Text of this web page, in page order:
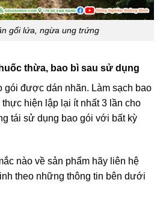
gối lứa, ngừa ung trứng
thừa, bao bì sau sử dụng
gói được dán nhãn. Làm sạch bao
hiện lập lại ít nhất 3 lần cho
tái sử dụng bao gói với bất kỳ
nào về sản phẩm hãy liên hệ
theo những thông tin bên dưới